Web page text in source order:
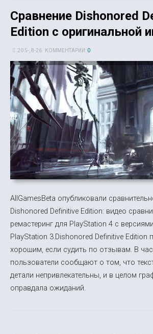
Сравнение Dishonored
Edition с оригинальной
20 5-, 8-26 КОММЕНТАРИИ: 0
AllGamesBeta опубликовали
Dishonored Definitive Edition: видео
ремастеринг для PlayStation 4 с
PlayStation 3.Dishonored Definitive Edition
хорошим, если судить по отзывам. В
пользователи сообщают о том, что
детали непривлекательны, и в целом
оправдала ожиданий.